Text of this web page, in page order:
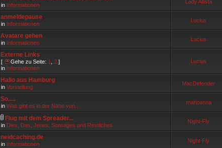
in Informationen
Lady Allista
anmeldepause
in Informationen
Lucius
Avatare gehen
in Informationen
Lucius
Externe Links
[ Gehe zu Seite: 1 2 ]
in Informationen
Lucius
Hallo aus Hamburg
in Vorstellung
MacDefender
So.....
in Was gibt es in der Nähe von...
marioanna
Flug mit dem Spreader...
in Dies, Das, Jenes, Sonstiges und Restliches
Night-Fly
neidcaching.de
in Informationen
Night-Fly